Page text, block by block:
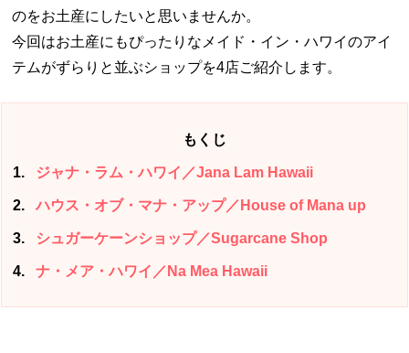
のをお土産にしたいと思いませんか。
今回はお土産にもぴったりなメイド・イン・ハワイのアイ
テムがずらりと並ぶショップを4店ご紹介します。
もくじ
1 ジャナ・ラム・ハワイ／Jana Lam Hawaii
2 ハウス・オブ・マナ・アップ／House of Mana up
3 シュガーケーンショップ／Sugarcane Shop
4 ナ・メア・ハワイ／Na Mea Hawaii